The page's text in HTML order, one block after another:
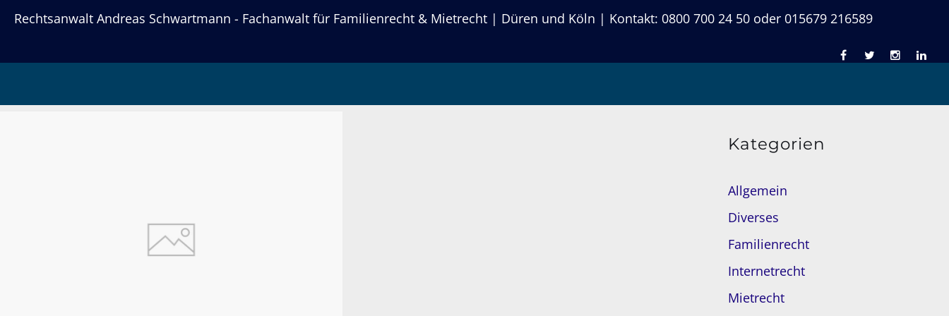
Rechtsanwalt Andreas Schwartmann - Fachanwalt für Familienrecht & Mietrecht | Düren und Köln | Kontakt: 0800 700 24 50 oder 015679 216589
Kategorien
Allgemein
Diverses
Familienrecht
Internetrecht
Mietrecht